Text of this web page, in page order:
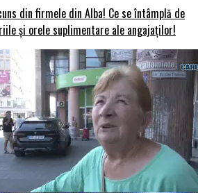
din firmele din Alba! Ce se întâmplă de
și orele suplimentare ale angajaților!